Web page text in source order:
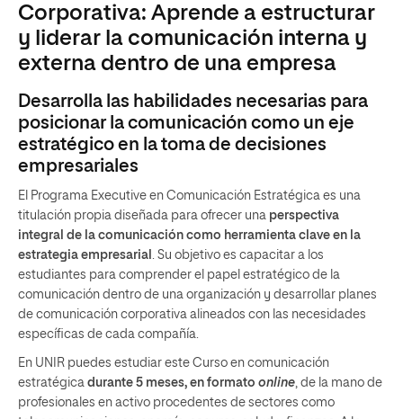
Corporativa: Aprende a estructurar
y liderar la comunicación interna y
externa dentro de una empresa
Desarrolla las habilidades necesarias para
posicionar la comunicación como un eje
estratégico en la toma de decisiones
empresariales
El Programa Executive en Comunicación Estratégica es una
titulación propia diseñada para ofrecer una perspectiva
integral de la comunicación como herramienta clave en la
estrategia empresarial . Su objetivo es capacitar a los
estudiantes para comprender el papel estratégico de la
comunicación dentro de una organización y desarrollar planes
de comunicación corporativa alineados con las necesidades
específicas de cada compañía.
En UNIR puedes estudiar este Curso en comunicación
estratégica durante 5 meses, en formato online, de la mano de
profesionales en activo procedentes de sectores como